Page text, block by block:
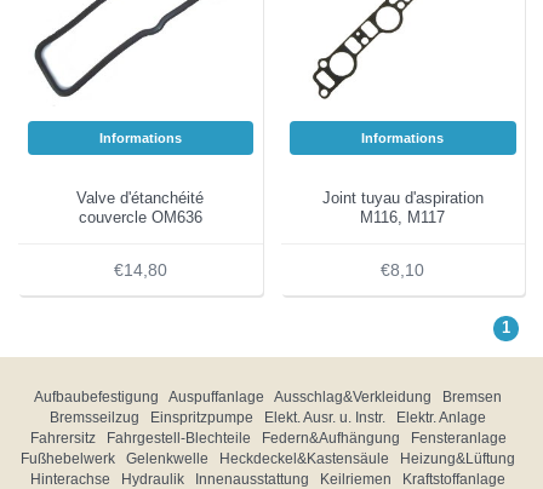
Informations
Valve d'étanchéité
couvercle OM636
€14,80
Informations
Joint tuyau d'aspiration
M116, M117
€8,10
1
Aufbaubefestigung Auspuffanlage Ausschlag&Verkleidung
Bremsen
Bremsseilzug
Einspritzpumpe Elekt. Ausr. u. Instr.
Elektr. Anlage
Fahrersitz
Fahrgestell-Blechteile Federn&Aufhängung
Fensteranlage
Fußhebelwerk
Gelenkwelle Heckdeckel&Kastensäule
Heizung&Lüftung
Hinterachse
Hydraulik Innenausstattung Keilriemen
Kraftstoffanlage